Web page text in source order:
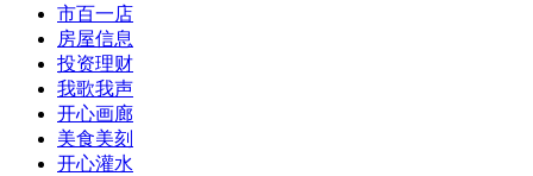
市百一店
房屋信息
投资理财
我歌我声
开心画廊
美食美刻
开心灌水